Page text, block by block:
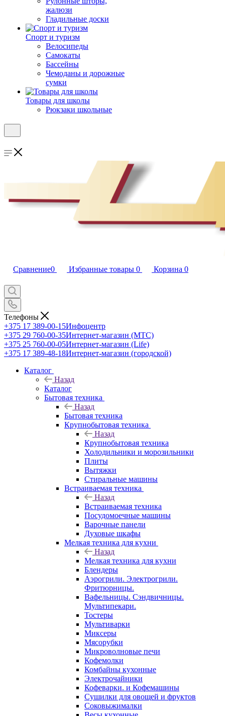
жалюзи
Гладильные доски
Спорт и туризм
Велосипеды
Самокаты
Бассейны
Чемоданы и дорожные
сумки
Товары для школы
Рюкзаки школьные
Сравнение0 Избранные товары 0 Корзина 0
Телефоны
+375 17 389-00-15Инфоцентр
+375 29 760-00-35Интернет-магазин (МТС)
+375 25 760-00-05Интернет-магазин (Life)
+375 17 389-48-18Интернет-магазин (городской)
Каталог
Назад
Каталог
Бытовая техника
Назад
Бытовая техника
Крупнобытовая техника
Назад
Крупнобытовая техника
Холодильники и морозильники
Плиты
Вытяжки
Стиральные машины
Встраиваемая техника
Назад
Встраиваемая техника
Посудомоечные машины
Варочные панели
Духовые шкафы
Мелкая техника для кухни
Назад
Мелкая техника для кухни
Блендеры
Аэрогрили. Электрогрили.
Фритюрницы.
Вафельницы. Сэндвичницы.
Мультипекари.
Тостеры
Мультиварки
Миксеры
Мясорубки
Микроволновые печи
Кофемолки
Комбайны кухонные
Электрочайники
Кофеварки. и Кофемашины
Сушилки для овощей и фруктов
Соковыжималки